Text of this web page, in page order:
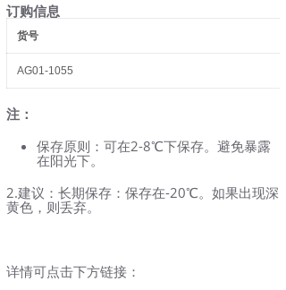
订购信息
货号
AG01-1055
注：
保存原则：可在2-8℃下保存。避免暴露
在阳光下。
2.建议：长期保存：保存在-20℃。如果出现深
黄色，则丢弃。
详情可点击下方链接：